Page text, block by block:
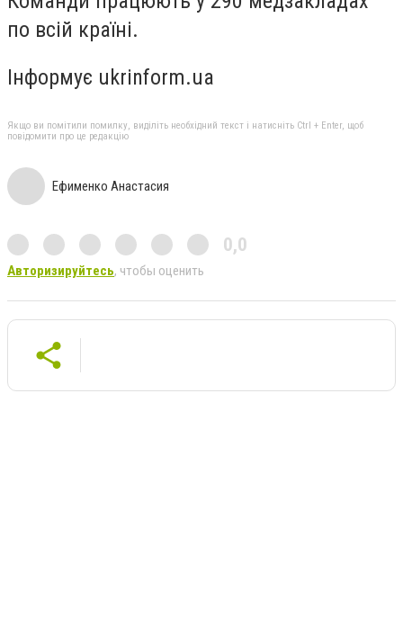
по всій країні.
Інформує ukrinform.ua
Якщо ви помітили помилку, виділіть необхідний текст і натисніть Ctrl + Enter, щоб
повідомити про це редакцію
Ефименко Анастасия
0,0
Авторизируйтесь, чтобы оценить